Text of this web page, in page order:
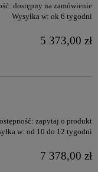
dostępny na zamówienie
Wysyłka w: ok 6 tygodni
5 373,00 zł
zapytaj o produkt
w: od 10 do 12 tygodni
7 378,00 zł